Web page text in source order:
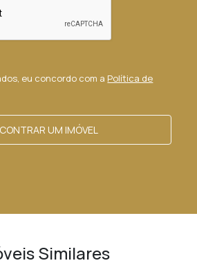
eu concordo com a Política de
UM IMÓVEL
Similares